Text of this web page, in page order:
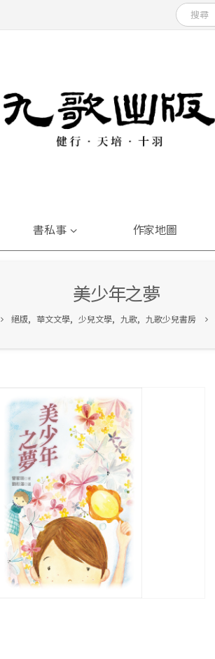
書私事 作家地圖
美少年之夢
絕版, 華文文學, 少兒文學, 九歌, 九歌少兒書房